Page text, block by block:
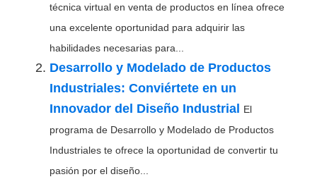
técnica virtual en venta de productos en línea ofrece
una excelente oportunidad para adquirir las
habilidades necesarias para...
Desarrollo y Modelado de Productos
Industriales: Conviértete en un
Innovador del Diseño Industrial El
programa de Desarrollo y Modelado de Productos
Industriales te ofrece la oportunidad de convertir tu
pasión por el diseño...